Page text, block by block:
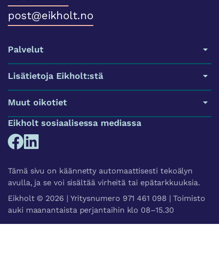
post@eikholt.no
Palvelut
Lisätietoja Eikholt:stä
Muut oikotiet
Eikholt sosiaalisessa mediassa
Tämä sivu on käännetty automaattisesti tekoälyn
avulla, ja se voi sisältää virheitä tai epätarkkuuksia.
Eikholt © 2026 | Yritysnumero 971 461 098 | Toimisto
auki maanantaista perjantaihin klo 08–15.30